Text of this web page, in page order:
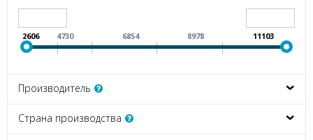
2606 4730 6854 8978 11103
Производитель
Страна производства